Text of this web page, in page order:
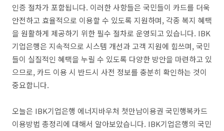
인증 절차가 포함됩니다. 이러한 사항들은 국민들이 카드를 더욱
안전하고 효율적으로 이용할 수 있도록 지원하며, 각종 복지 혜택
을 원활하게 제공하기 위한 필수 절차로 운영되고 있습니다. IBK
기업은행은 지속적으로 시스템 개선과 고객 지원에 힘쓰며, 국민
들이 실질적인 혜택을 누릴 수 있도록 다양한 방안을 마련하고 있
으므로, 카드 이용 시 반드시 사전 정보를 충분히 확인하는 것이
중요합니다.
오늘은 IBK기업은행 에너지바우처 첫만남이용권 국민행복카드
이용방법 총정리에 대해서 알아보았습니다. IBK기업은행의 국민